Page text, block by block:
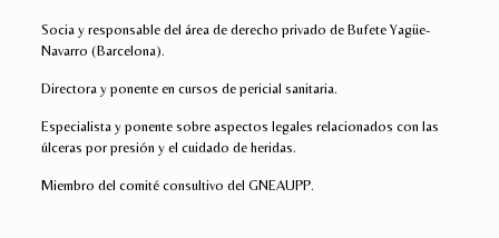
Socia y responsable del área de derecho privado de Bufete Yagüe-
Navarro (Barcelona).
Directora y ponente en cursos de pericial sanitaria.
Especialista y ponente sobre aspectos legales relacionados con las
úlceras por presión y el cuidado de heridas.
Miembro del comité consultivo del GNEAUPP.